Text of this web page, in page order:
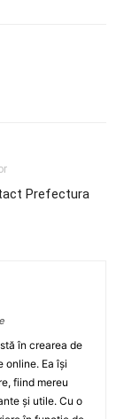
Prefectura
în crearea de
online. Ea își
fiind mereu
și utile. Cu o